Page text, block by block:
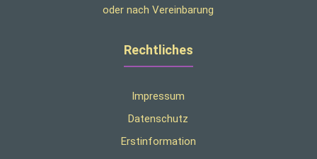
oder nach Vereinbarung
Rechtliches
Impressum
Datenschutz
Erstinformation